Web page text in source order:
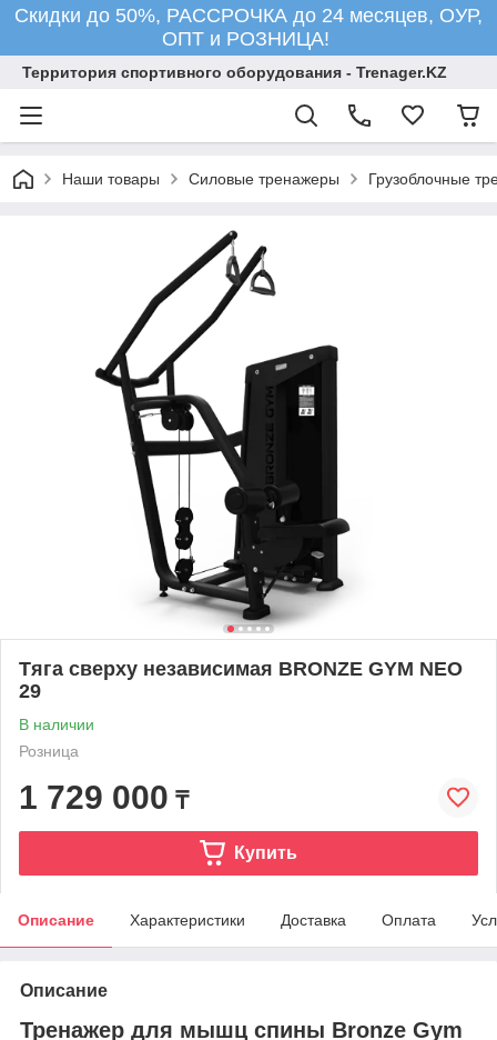
Скидки до 50%, РАССРОЧКА до 24 месяцев, ОУР,
ОПТ и РОЗНИЦА!
Территория спортивного оборудования - Trenager.KZ
Наши товары Силовые тренажеры Грузоблочные
Тяга сверху независимая BRONZE GYM NEO
29
В наличии
Розница
1 729 000 ₸
Купить
Описание Характеристики Доставка Оплата
Описание
Тренажер для мышц спины Bronze Gym